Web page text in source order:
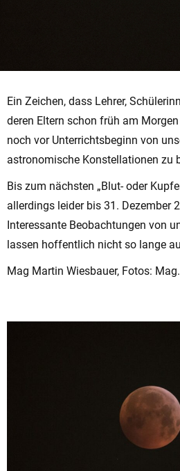
Ein Zeichen, dass Lehrer,
deren Eltern schon früh am
noch vor Unterrichtsbeginn von
astronomische Konstellationen zu
Bis zum nächsten „Blut- oder
allerdings leider bis 31. Dezember
Interessante Beobachtungen von
lassen hoffentlich nicht so lange
Mag Martin Wiesbauer, Fotos: